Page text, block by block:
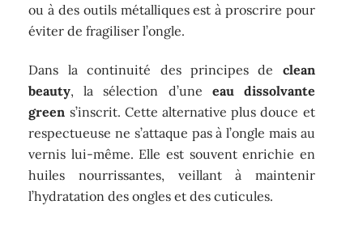
ou à des outils métalliques est à proscrire pour
éviter de fragiliser l’ongle.
Dans la continuité des principes de clean
beauty, la sélection d’une eau dissolvante
green s’inscrit. Cette alternative plus douce et
respectueuse ne s’attaque pas à l’ongle mais au
vernis lui-même. Elle est souvent enrichie en
huiles nourrissantes, veillant à maintenir
l’hydratation des ongles et des cuticules.